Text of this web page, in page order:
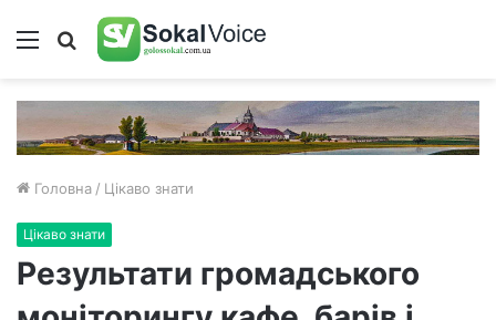
Меню Пошук
Головна / Цікаво знати
Цікаво знати
Результати громадського